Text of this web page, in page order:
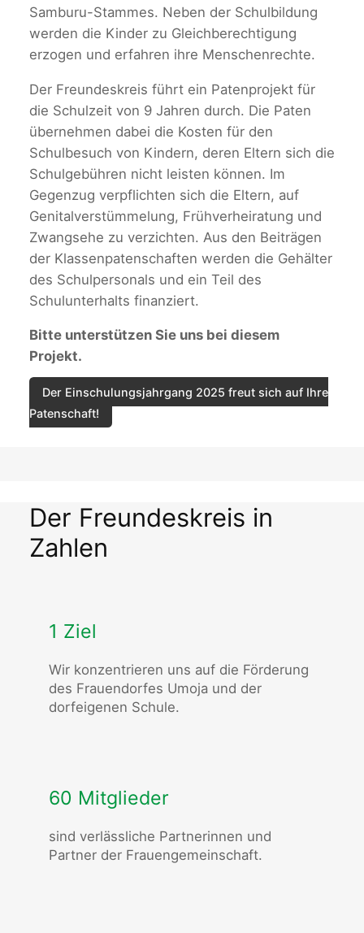
Samburu-Stammes. Neben der Schulbildung
werden die Kinder zu Gleichberechtigung
erzogen und erfahren ihre Menschenrechte.
Der Freundeskreis führt ein Patenprojekt für
die Schulzeit von 9 Jahren durch. Die Paten
übernehmen dabei die Kosten für den
Schulbesuch von Kindern, deren Eltern sich die
Schulgebühren nicht leisten können. Im
Gegenzug verpflichten sich die Eltern, auf
Genitalverstümmelung, Frühverheiratung und
Zwangsehe zu verzichten. Aus den Beiträgen
der Klassenpatenschaften werden die Gehälter
des Schulpersonals und ein Teil des
Schulunterhalts finanziert.
Bitte unterstützen Sie uns bei diesem
Projekt.
Der Einschulungsjahrgang 2025 freut sich auf Ihre
Patenschaft!
Der Freundeskreis in
Zahlen
1 Ziel
Wir konzentrieren uns auf die Förderung
des Frauendorfes Umoja und der
dorfeigenen Schule.
60 Mitglieder
sind verlässliche Partnerinnen und
Partner der Frauengemeinschaft.